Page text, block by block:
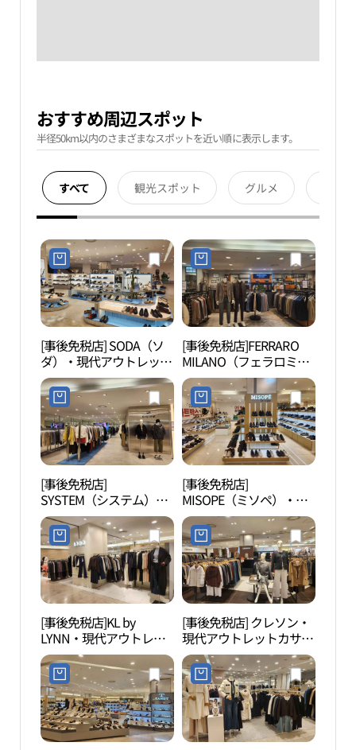
おすすめ周辺スポット
半径50km以内のさまざまなスポットを近い順に表示します。
すべて 観光スポット グルメ
[事後免税店] SODA（ソ
ダ）・現代アウトレット
カサン（加山）店(소다
현대아울렛 가산점)
[事後免税店]FERRARO
MILANO（フェラロミラ
ノ）・現代アウトレット
カサン（加山）店(페라
로밀라노 현대아울렛 가
산점)
[事後免税店]
SYSTEM（システム）・
現代アウトレットカサン
（加山）店(시스템 현대
아울렛 가산점)
[事後免税店]
MISOPE（ミソペ）・現
代アウトレットカサン
（加山）店(미소페 현대
아울렛 가산점)
[事後免税店]KL by
LYNN・現代アウトレッ
トカサン（加山）店(KL
by LYNN 현대아울렛 가산
점)
[事後免税店] クレソン・
現代アウトレットカサン
（加山）店(크레송 현대
아울렛 가산점)